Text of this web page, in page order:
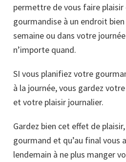
permettre de vous faire
gourmandise à un endroit
semaine ou dans votre
n’importe quand.
SI vous planifiez votre
à la journée, vous gardez
et votre plaisir journalier.
Gardez bien cet effet de
gourmand et qu’au final vous
lendemain à ne plus manger